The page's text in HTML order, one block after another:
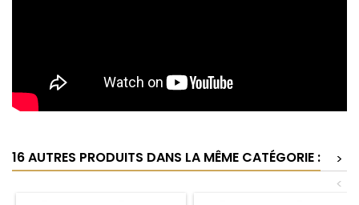
16 AUTRES PRODUITS DANS LA MÊME CATÉGORIE :
>
<